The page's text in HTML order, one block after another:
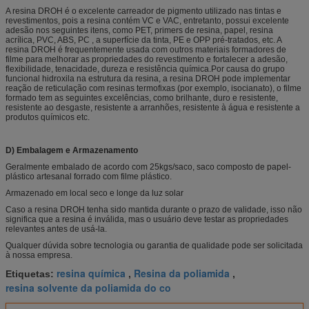
A resina DROH é o excelente carreador de pigmento utilizado nas tintas e
revestimentos, pois a resina contém VC e VAC, entretanto, possui excelente
adesão nos seguintes itens, como PET, primers de resina, papel, resina
acrílica, PVC, ABS, PC , a superfície da tinta, PE e OPP pré-tratados, etc. A
resina DROH é frequentemente usada com outros materiais formadores de
filme para melhorar as propriedades do revestimento e fortalecer a adesão,
flexibilidade, tenacidade, dureza e resistência química.Por causa do grupo
funcional hidroxila na estrutura da resina, a resina DROH pode implementar
reação de reticulação com resinas termofixas (por exemplo, isocianato), o filme
formado tem as seguintes excelências, como brilhante, duro e resistente,
resistente ao desgaste, resistente a arranhões, resistente à água e resistente a
produtos químicos etc.
D) Embalagem e Armazenamento
Geralmente embalado de acordo com 25kgs/saco, saco composto de papel-
plástico artesanal forrado com filme plástico.
Armazenado em local seco e longe da luz solar
Caso a resina DROH tenha sido mantida durante o prazo de validade, isso não
significa que a resina é inválida, mas o usuário deve testar as propriedades
relevantes antes de usá-la.
Qualquer dúvida sobre tecnologia ou garantia de qualidade pode ser solicitada
à nossa empresa.
Etiquetas: resina química , Resina da poliamida ,
resina solvente da poliamida do co